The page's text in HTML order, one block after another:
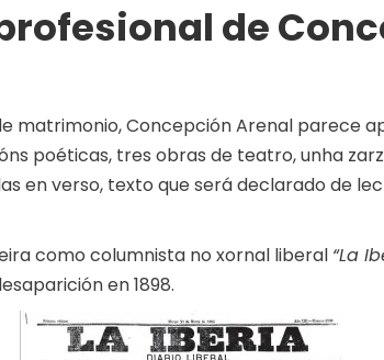
de
matrimonio, Concepción Arenal parece
poéticas, tres obras de teatro, unha
en verso, texto que será declarado de
como columnista no xornal liberal “La
en 1898.